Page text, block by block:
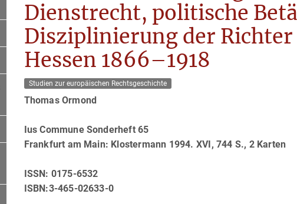
Dienstrecht, politische
Disziplinierung der Richter
Hessen 1866–1918
Studien zur europäischen Rechtsgeschichte
Thomas Ormond
Ius Commune Sonderheft 65
Frankfurt am Main: Klostermann 1994. XVI, 744 S., 2 Karten
ISSN: 0175-6532
ISBN:3-465-02633-0